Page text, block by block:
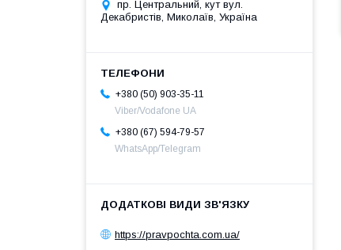
пр. Центральний, кут вул.
Декабристів, Миколаїв, Україна
+380 (50) 903-35-11
Viber/Vodafone UA
+380 (67) 594-79-57
WhatsApp/Telegram
https://pravpochta.com.ua/